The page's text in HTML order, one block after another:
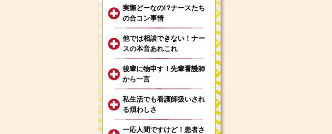
実際どーなの!?ナースたち
の合コン事情
他では相談できない！ナー
スの本音あれこれ
後輩に物申す！先輩看護師
から一言
私生活でも看護師扱いされ
る煩わしさ
一応人間ですけど！患者さ